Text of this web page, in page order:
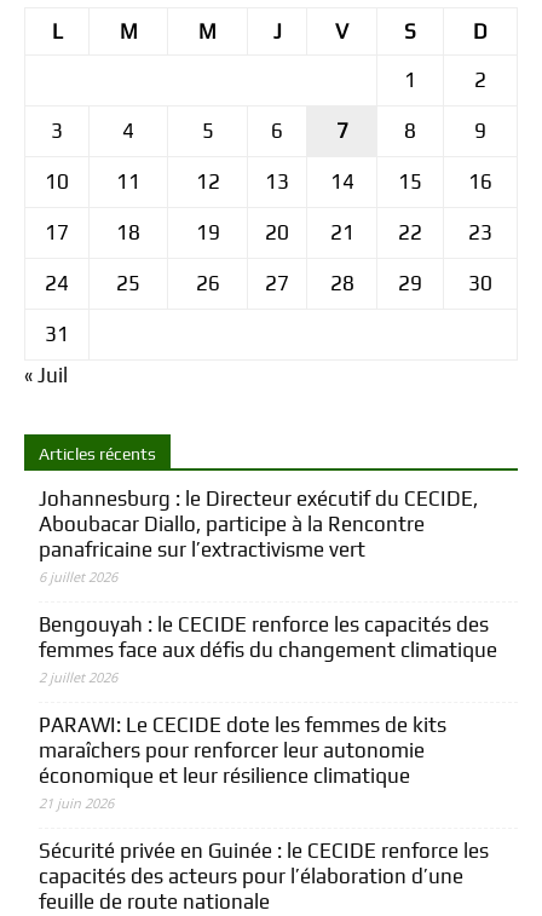
L M M J V S
D
1
2
3 4 5 6 7 8 9
10 11 12 13 14 15 16
17 18 19 20 21 22 23
24 25 26 27 28 29 30
31
« Juil
Articles récents
Johannesburg : le Directeur exécutif du CECIDE,
Aboubacar Diallo, participe à la Rencontre
panafricaine sur l’extractivisme vert
6 juillet 2026
Bengouyah : le CECIDE renforce les capacités des
femmes face aux défis du changement climatique
2 juillet 2026
PARAWI: Le CECIDE dote les femmes de kits
maraîchers pour renforcer leur autonomie
économique et leur résilience climatique
21 juin 2026
Sécurité privée en Guinée : le CECIDE renforce les
capacités des acteurs pour l’élaboration d’une
feuille de route nationale